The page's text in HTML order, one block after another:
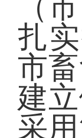
（
扎
市
建
采